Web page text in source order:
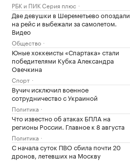
РБК и ПИК Серия плюс
Две девушки в Шереметьево опоздали
на рейс и выбежали за самолетом.
Видео
Общество
Юные хоккеисты «Спартака» стали
победителями Кубка Александра
Овечкина
Спорт
Вучич исключил военное
сотрудничество с Украиной
Политика
Что известно об атаках БПЛА на
регионы России. Главное к 8 августа
Политика
С начала суток ПВО сбила почти 20
дронов, летевших на Москву